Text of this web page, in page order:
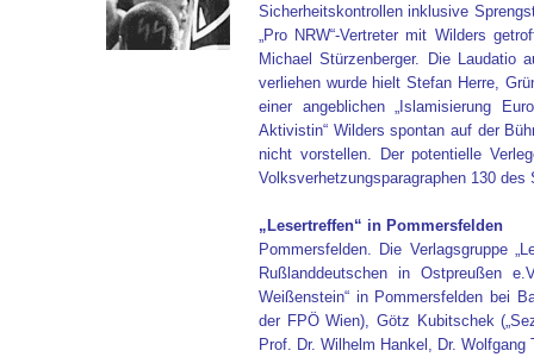
Sicherheitskontrollen inklusive
„Pro NRW“-Vertreter mit Wilders
Michael Stürzenberger. Die Laudatio
verliehen wurde hielt Stefan Herre,
einer angeblichen „Islamisierung
Aktivistin“ Wilders spontan auf der
nicht vorstellen. Der potentielle
Volksverhetzungsparagraphen 130
„Lesertreffen“ in Pommersfelden
Pommersfelden. Die Verlagsgruppe
Rußlanddeutschen in Ostpreußen
Weißenstein“ in Pommersfelden bei
der FPÖ Wien), Götz Kubitschek
Prof. Dr. Wilhelm Hankel, Dr.